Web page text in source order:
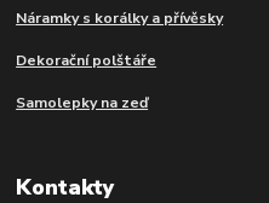
Náramky s korálky a přívěsky
Dekorační polštáře
Samolepky na zeď
Kontakty